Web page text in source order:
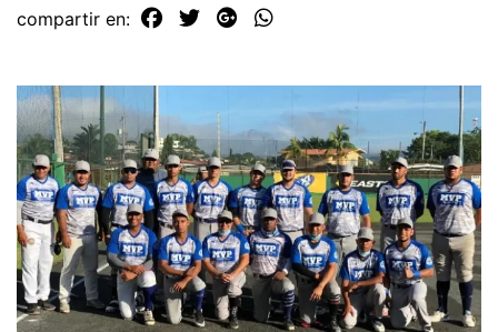
compartir en: